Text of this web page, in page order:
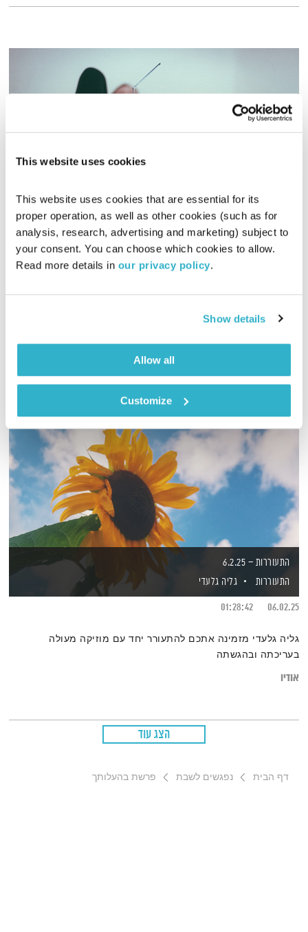
This website uses cookies
This website uses cookies that are essential for its
proper operation, as well as other cookies (such as for
analysis, research, advertising and marketing) subject to
your consent. You can choose which cookies to allow.
Read more details in our privacy policy.
Show details
Allow all
Customize
מופע הרדיו – 17.7.20
מופע הרדיו של גוטליב וברובינסקי
17.07.20
00:38:00
דברים חדשים שלא ידע ויעל טל בפינתה… בשביל החברים
אודיו
התעוררות – 6.2.25
התעוררות
גליה גלעדי
06.02.25
01:28:42
גליה גלעדי מזמינה אתכם להתעורר יחד עם מוזיקה מעולה
בעריכתה ובהגשתה
אודיו
הצג עוד
דף הבית נפגשים לשבת פרשת בהעלותך